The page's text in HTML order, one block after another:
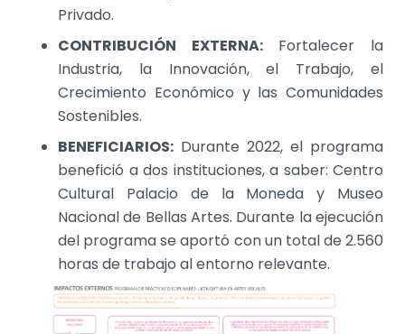
Privado.
CONTRIBUCIÓN EXTERNA:
Fortalecer la
Industria, la Innovación, el Trabajo, el
Crecimiento Económico y las Comunidades
Sostenibles.
BENEFICIARIOS: Durante 2022, el programa
benefició a dos instituciones, a saber: Centro
Cultural Palacio de la Moneda y Museo
Nacional de Bellas Artes. Durante la ejecución
del programa se aportó con un total de 2.560
horas de trabajo al entorno relevante.